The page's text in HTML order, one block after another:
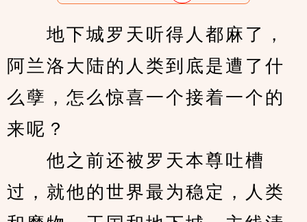
地下城罗天听得人都麻了，
阿兰洛大陆的人类到底是遭了什
么孽，怎么惊喜一个接着一个的
来呢？
他之前还被罗天本尊吐槽
过，就他的世界最为稳定，人类